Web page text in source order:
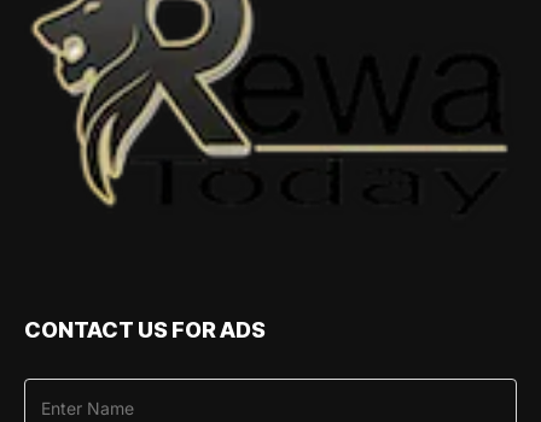
CONTACT US FOR ADS